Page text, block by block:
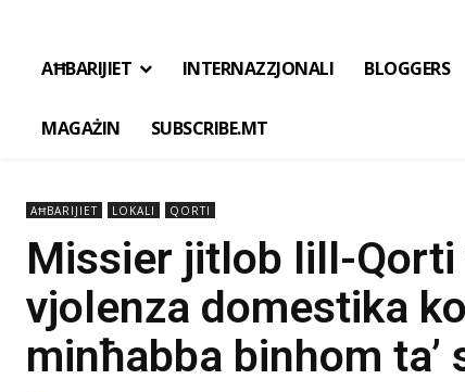
AĦBARIJIET INTERNAZZJONALI BLOGGERS
MAGAŻIN SUBSCRIBE.MT
AĦBARIJIET LOKALI QORTI
Missier jitlob lill-Qorti
vjolenza domestika
minħabba binhom ta’